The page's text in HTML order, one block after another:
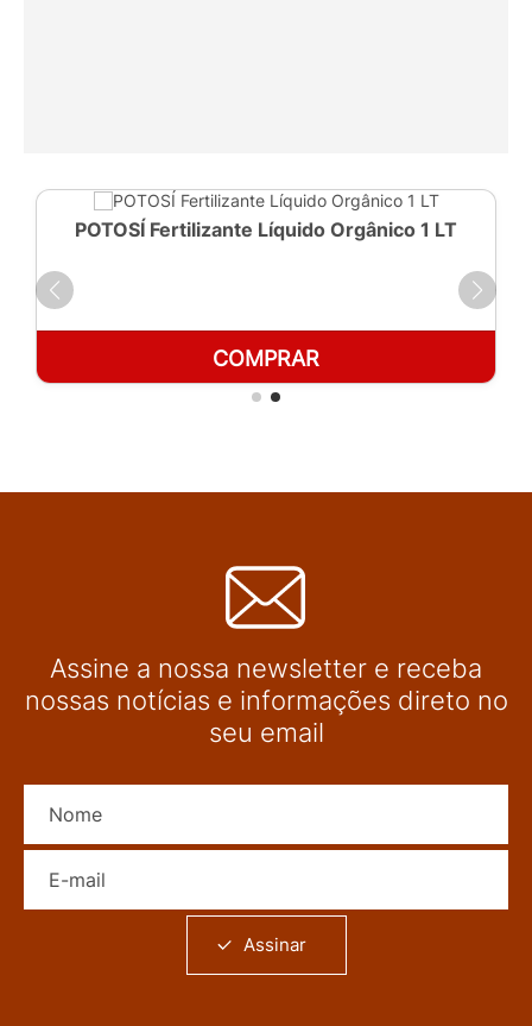
POTOSÍ Fertilizante Líquido Orgânico 1 LT
COMPRAR
Assine a nossa newsletter e receba
nossas notícias e informações direto no
seu email
Assinar